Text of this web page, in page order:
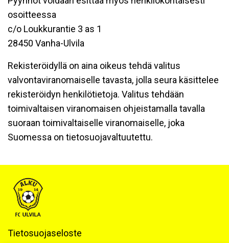
osoitteessa
c/o Loukkurantie 3 as 1
28450 Vanha-Ulvila
Rekisteröidyllä on aina oikeus tehdä valitus
valvontaviranomaiselle tavasta, jolla seura käsittelee
rekisteröidyn henkilötietoja. Valitus tehdään
toimivaltaisen viranomaisen ohjeistamalla tavalla
suoraan toimivaltaiselle viranomaiselle, joka
Suomessa on tietosuojavaltuutettu.
Tietosuojaseloste